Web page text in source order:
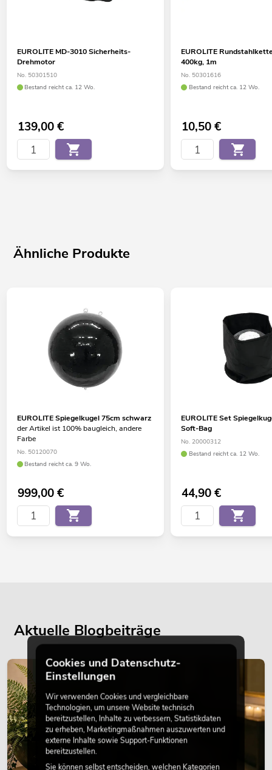
EUROLITE MD-3010 Sicherheits-
Drehmotor
No. 50301510
Bestand reicht ca. 12 Wo.
139,00€
EUROLITE
400kg, 1m
No. 50301616
Bestand reicht ca. 12 Wo.
10,50€
Ähnliche Produkte
EUROLITE Spiegelkugel 75cm schwarz
der Artikel ist 100% baugleich, andere
Farbe
No. 50120070
Bestand reicht ca. 9 Wo.
999,00€
EUROLITE Set
Soft-Bag
No. 20000312
Bestand reicht ca. 12 Wo.
44,90€
Aktuelle Blogbeiträge
DEKORATION
Cookies und Datenschutz-
Einstellungen
Wir verwenden Cookies und vergleichbare
Technologien, um unsere Website technisch
bereitzustellen, Inhalte zu verbessern, Statistikdaten
zu erheben, Marketingmaßnahmen auszuwerten und
externe Inhalte sowie Support-Funktionen
bereitzustellen.
Sie können selbst entscheiden, welchen Kategorien